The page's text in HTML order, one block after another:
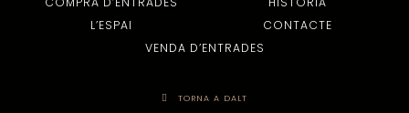
L’ESPAI
CONTACTE
VENDA D’ENTRADES
TORNA A DALT